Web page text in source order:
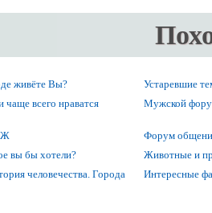
живёте Вы?
Устаревшие
чаще всего нраватся
Мужской
Форум
вы бы хотели?
Животные и
человечества. Города
Интересные